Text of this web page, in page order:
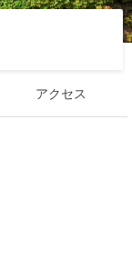
アクセス